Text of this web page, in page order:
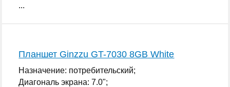
...
Планшет Ginzzu GT-7030 8GB White
Назначение: потребительский;
Диагональ экрана: 7.0";